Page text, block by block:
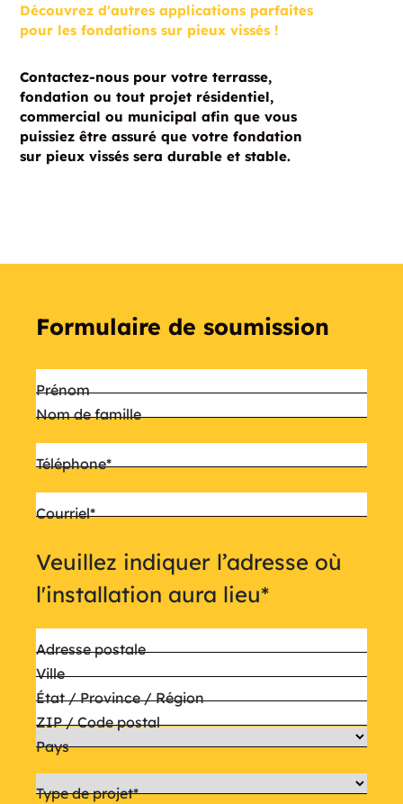
Découvrez d'autres applications parfaites
pour les fondations sur pieux vissés !
Contactez-nous pour votre terrasse,
fondation ou tout projet résidentiel,
commercial ou municipal afin que vous
puissiez être assuré que votre fondation
sur pieux vissés sera durable et stable.
Formulaire de soumission
Nom*
Prénom
Nom de famille
Téléphone*
Courriel*
Veuillez indiquer l’adresse où
l'installation aura lieu*
Adresse postale
Ville
État / Province / Région
ZIP / Code postal
Pays
Type de projet*